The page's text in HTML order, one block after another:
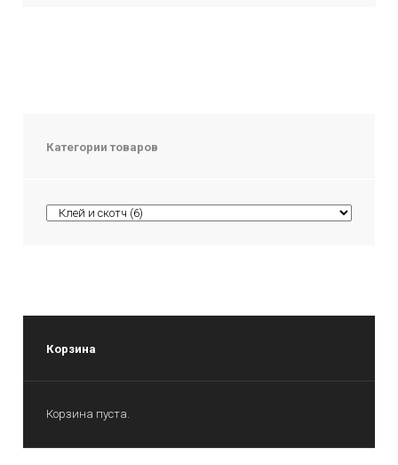
Категории товаров
Корзина
Корзина пуста.